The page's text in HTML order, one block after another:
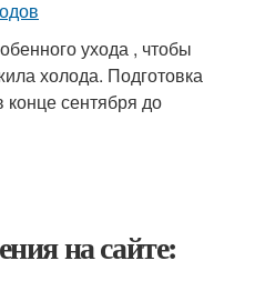
ухода , чтобы
холода. Подготовка
сентября до
на сайте: